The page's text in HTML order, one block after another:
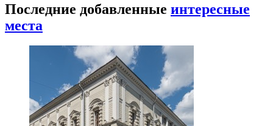
Последние добавленные интересные
места